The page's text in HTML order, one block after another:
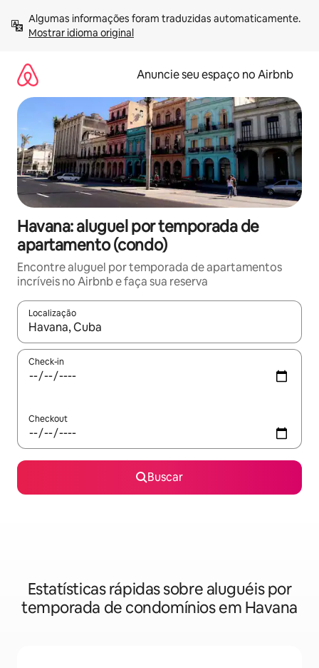
para
Mostrar idioma original
Anuncie seu espaço no Airbnb
Havana: aluguel por temporada de
apartamento (condo)
Encontre aluguel por temporada de apartamentos
incríveis no Airbnb e faça sua reserva
Localização
Quando os resultados estiverem disponíveis, explore-os
Check-in
Checkout
Buscar
Estatísticas rápidas sobre aluguéis por
temporada de condomínios em Havana